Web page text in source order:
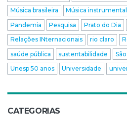
Música brasileira
Música instrumental
Pandemia
Pesquisa Prato do Dia
Relações INternacionais
rio claro
saúde pública
sustentabilidade
Unesp 50 anos
Universidade
CATEGORIAS